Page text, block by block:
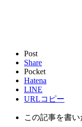
Post
Share
Pocket
Hatena
LINE
URLコピー
この記事を書い